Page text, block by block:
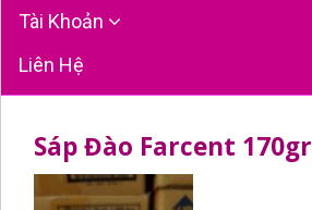
Tài Khoản
Liên Hệ
Sáp Đào Farcent 170gr